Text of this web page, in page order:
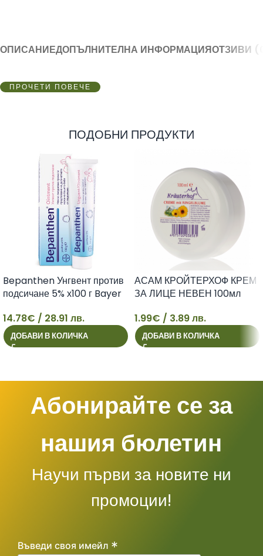
ОПИСАНИЕДОПЪЛНИТЕЛНА ИНФОРМАЦИЯОТЗИВИ
ПРОЧЕТИ ПОВЕЧЕ
ПОДОБНИ ПРОДУКТИ
14
Bepanthen Унгвент против
подсичане 5% х100 г Bayer
14.78€ / 28.91 лв.
ДОБАВИ В КОЛИЧКА
1
АСАМ КРОЙТЕРХОФ КРЕМ
ЗА ЛИЦЕ НЕВЕН 100мл
1.99€ / 3.89 лв.
ДОБАВИ В КОЛИЧКА
Абонирайте се за
нашия бюлетин
Научи първи за новите ни
промоции!
Въведи своя имейл *